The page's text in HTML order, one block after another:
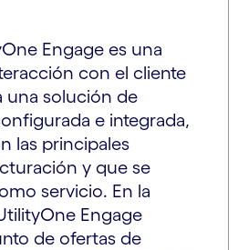
Engage es una
con el cliente
una solución de
e integrada,
las principales
y que se
servicio. En la
Engage
de ofertas de